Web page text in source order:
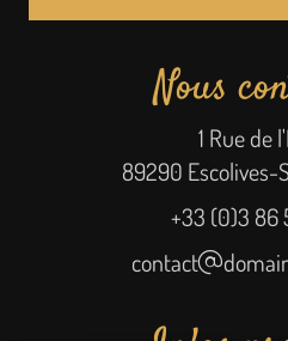
Nous
1 Rue de
89290
+33 (0)3 86
contact